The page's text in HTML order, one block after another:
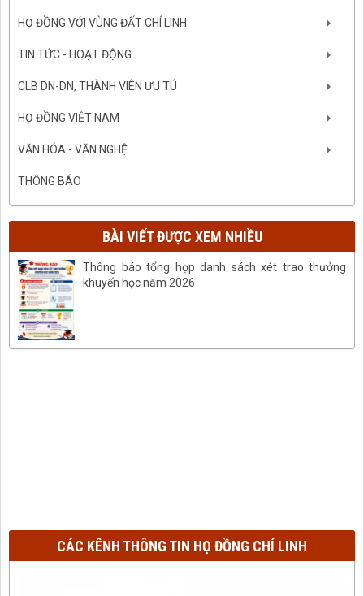
HỌ ĐỒNG VỚI VÙNG ĐẤT CHÍ LINH
TIN TỨC - HOẠT ĐỘNG
CLB DN-DN, THÀNH VIÊN ƯU TÚ
HỌ ĐỒNG VIỆT NAM
VĂN HÓA - VĂN NGHỆ
THÔNG BÁO
BÀI VIẾT ĐƯỢC XEM NHIỀU
Thông báo tổng hợp danh sách xét trao thưởng
khuyến học năm 2026
CÁC KÊNH THÔNG TIN HỌ ĐỒNG CHÍ LINH